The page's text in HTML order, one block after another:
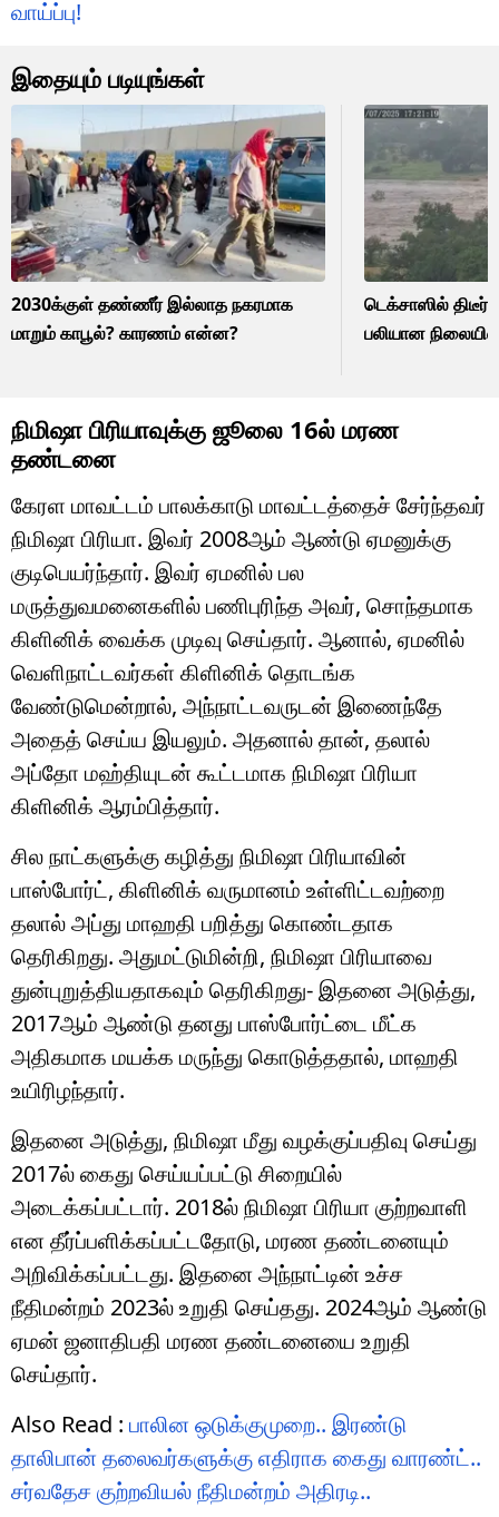
வாய்ப்பு!
இதையும் படியுங்கள்
2030க்குள் தண்ணீர் இல்லாத நகரமாக
மாறும் காபூல்? காரணம் என்ன?
டெக்சாஸில்
பலியான
நிமிஷா பிரியாவுக்கு ஜூலை 16ல் மரண
தண்டனை
கேரள மாவட்டம் பாலக்காடு மாவட்டத்தைச் சேர்ந்தவர்
நிமிஷா பிரியா. இவர் 2008ஆம் ஆண்டு ஏமனுக்கு
குடிபெயர்ந்தார். இவர் ஏமனில் பல
மருத்துவமனைகளில் பணிபுரிந்த அவர், சொந்தமாக
கிளினிக் வைக்க முடிவு செய்தார். ஆனால், ஏமனில்
வெளிநாட்டவர்கள் கிளினிக் தொடங்க
வேண்டுமென்றால், அந்நாட்டவருடன் இணைந்தே
அதைத் செய்ய இயலும். அதனால் தான், தலால்
அப்தோ மஹ்தியுடன் கூட்டமாக நிமிஷா பிரியா
கிளினிக் ஆரம்பித்தார்.
சில நாட்களுக்கு கழித்து நிமிஷா பிரியாவின்
பாஸ்போர்ட், கிளினிக் வருமானம் உள்ளிட்டவற்றை
தலால் அப்து மாஹதி பறித்து கொண்டதாக
தெரிகிறது. அதுமட்டுமின்றி, நிமிஷா பிரியாவை
துன்புறுத்தியதாகவும் தெரிகிறது- இதனை அடுத்து,
2017ஆம் ஆண்டு தனது பாஸ்போர்ட்டை மீட்க
அதிகமாக மயக்க மருந்து கொடுத்ததால், மாஹதி
உயிரிழந்தார்.
இதனை அடுத்து, நிமிஷா மீது வழக்குப்பதிவு செய்து
2017ல் கைது செய்யப்பட்டு சிறையில்
அடைக்கப்பட்டார். 2018ல் நிமிஷா பிரியா குற்றவாளி
என தீர்ப்பளிக்கப்பட்டதோடு, மரண தண்டனையும்
அறிவிக்கப்பட்டது. இதனை அந்நாட்டின் உச்ச
நீதிமன்றம் 2023ல் உறுதி செய்தது. 2024ஆம் ஆண்டு
ஏமன் ஜனாதிபதி மரண தண்டனையை உறுதி
செய்தார்.
Also Read : பாலின ஒடுக்குமுறை.. இரண்டு
தாலிபான் தலைவர்களுக்கு எதிராக கைது வாரண்ட்..
சர்வதேச குற்றவியல் நீதிமன்றம் அதிரடி..